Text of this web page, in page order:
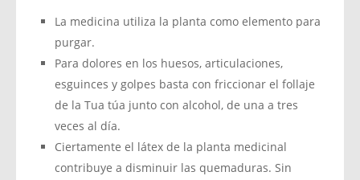
La medicina utiliza la planta como elemento para
purgar.
Para dolores en los huesos, articulaciones,
esguinces y golpes basta con friccionar el follaje
de la Tua túa junto con alcohol, de una a tres
veces al día.
Ciertamente el látex de la planta medicinal
contribuye a disminuir las quemaduras. Sin